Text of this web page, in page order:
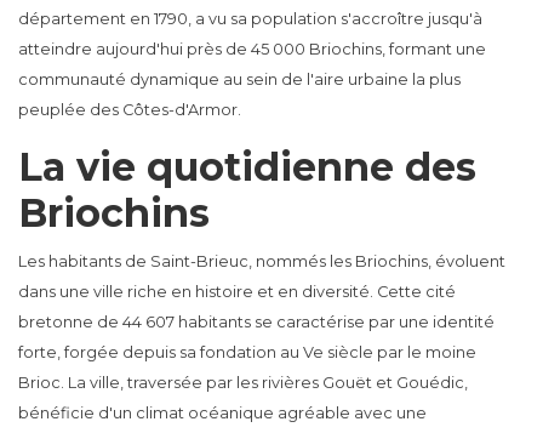
département en 1790, a vu sa population s'accroître jusqu'à
atteindre aujourd'hui près de 45 000 Briochins, formant une
communauté dynamique au sein de l'aire urbaine la plus
peuplée des Côtes-d'Armor.
La vie quotidienne des
Briochins
Les habitants de Saint-Brieuc, nommés les Briochins, évoluent
dans une ville riche en histoire et en diversité. Cette cité
bretonne de 44 607 habitants se caractérise par une identité
forte, forgée depuis sa fondation au Ve siècle par le moine
Brioc. La ville, traversée par les rivières Gouët et Gouédic,
bénéficie d'un climat océanique agréable avec une